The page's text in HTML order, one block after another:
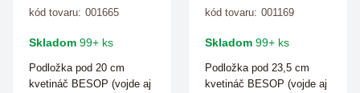
kód tovaru: 001665
Skladom 99+ ks
Podložka pod 20 cm
kvetináč BESOP (vojde aj
kód tovaru: 001169
Skladom 99+ ks
Podložka pod 23,5 cm
kvetináč BESOP (vojde aj